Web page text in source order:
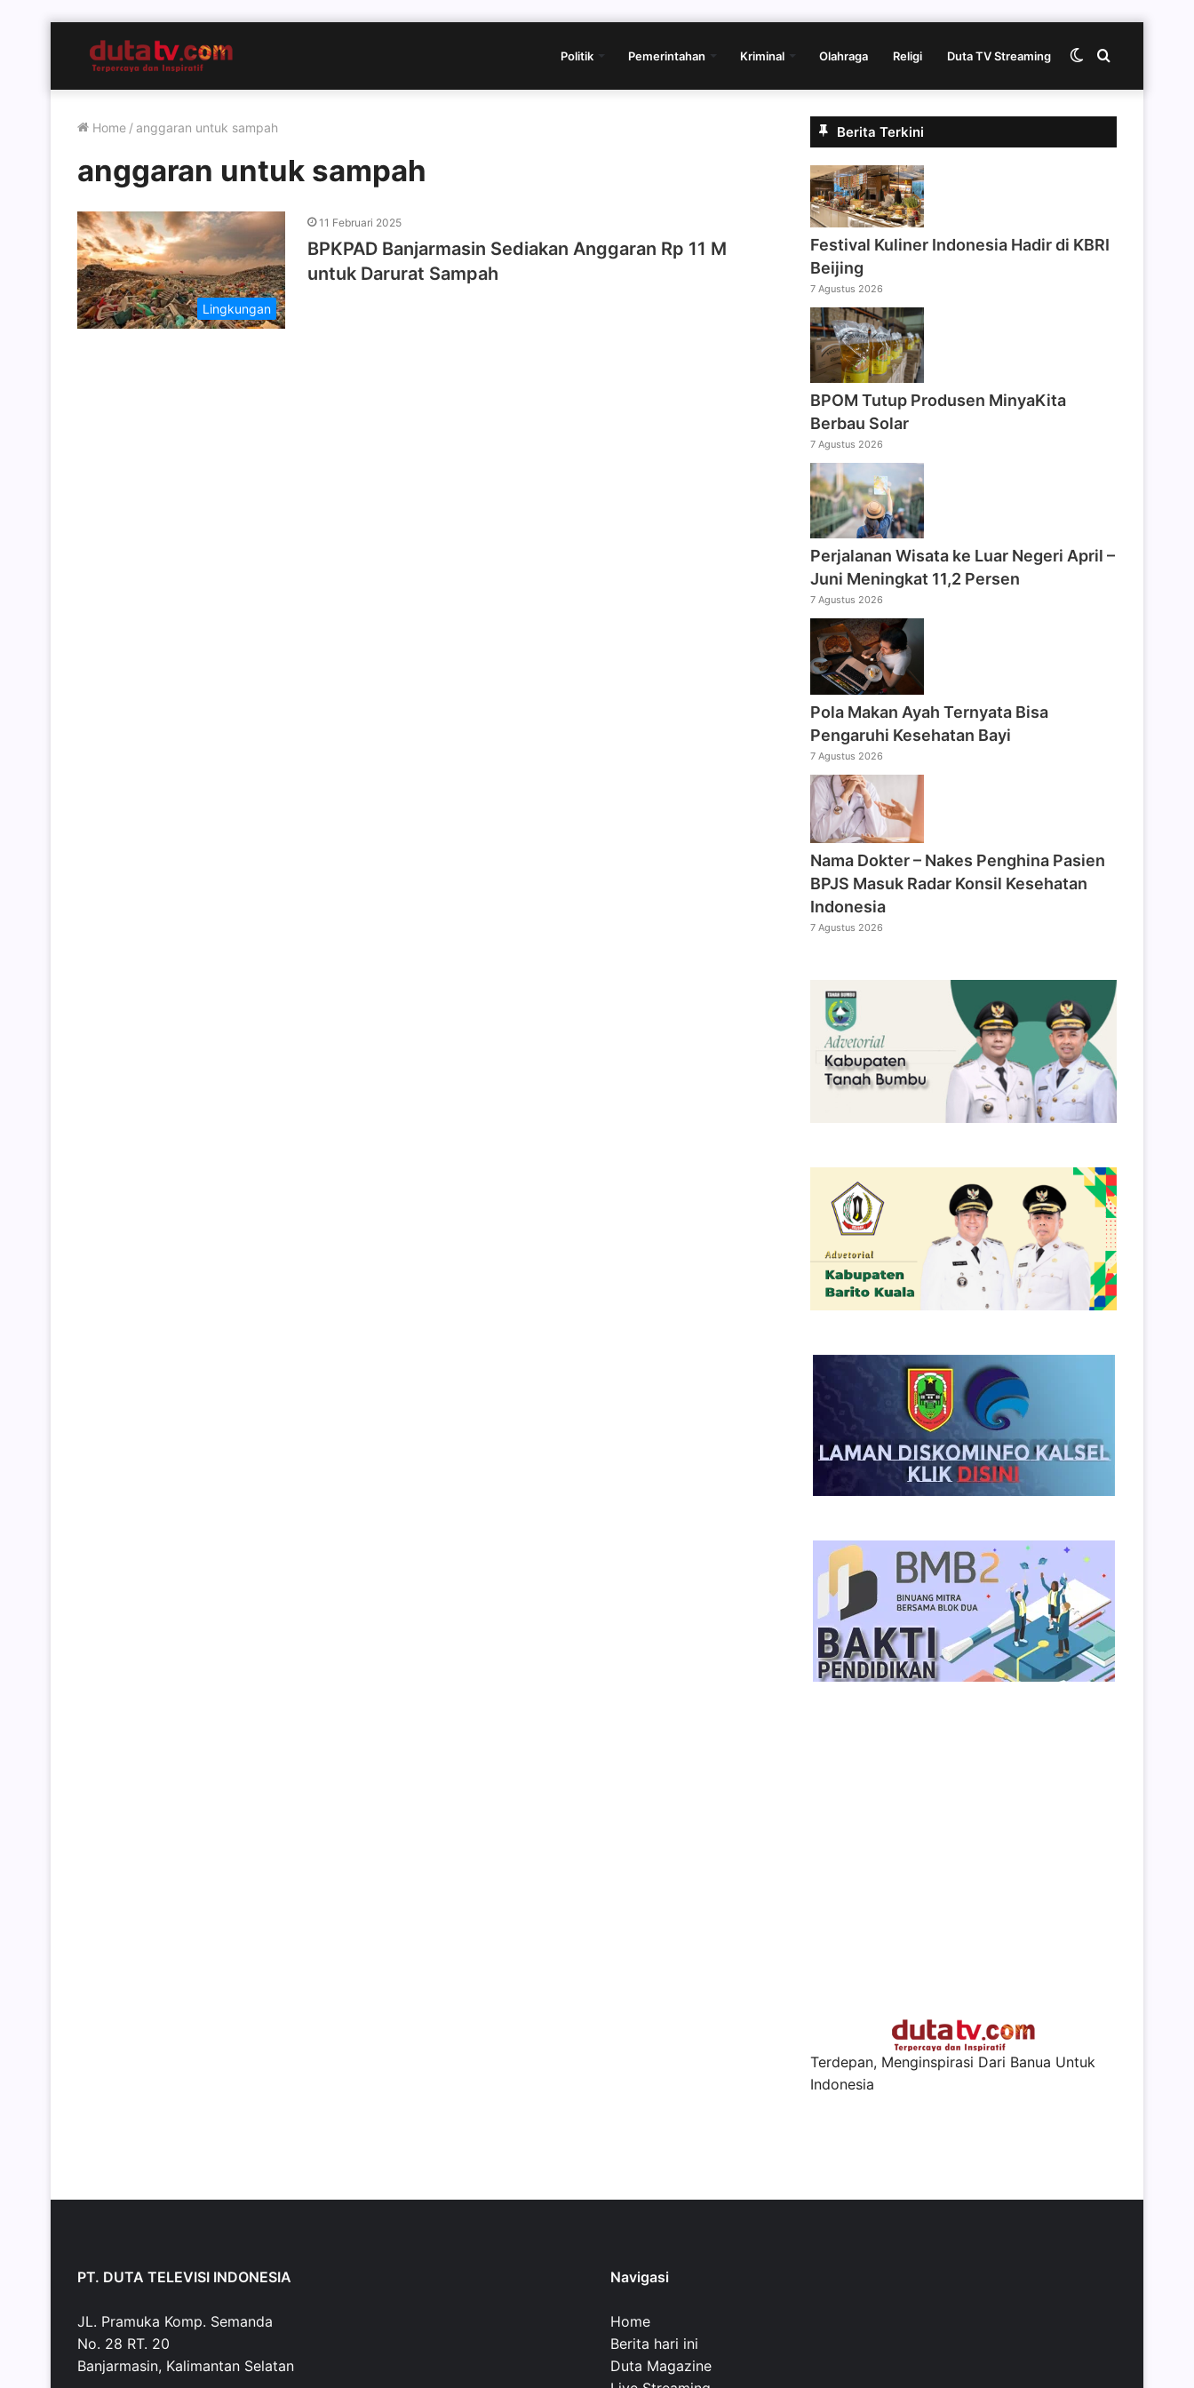
Politik Pemerintahan Kriminal Olahraga Religi Duta TV Streaming Cari
Switch
Home / anggaran untuk sampah
anggaran untuk sampah
Lingkungan
11 Februari 2025
BPKPAD Banjarmasin Sediakan Anggaran Rp 11 M
untuk Darurat Sampah
Berita Terkini
Festival Kuliner Indonesia Hadir di KBRI
Beijing
7 Agustus 2026
BPOM Tutup Produsen MinyaKita
Berbau Solar
7 Agustus 2026
Perjalanan Wisata ke Luar Negeri April –
Juni Meningkat 11,2 Persen
7 Agustus 2026
Pola Makan Ayah Ternyata Bisa
Pengaruhi Kesehatan Bayi
7 Agustus 2026
Nama Dokter – Nakes Penghina Pasien
BPJS Masuk Radar Konsil Kesehatan
Indonesia
7 Agustus 2026
Terdepan, Menginspirasi Dari Banua Untuk
Indonesia
PT. DUTA TELEVISI INDONESIA
JL. Pramuka Komp. Semanda
No. 28 RT. 20
Banjarmasin, Kalimantan Selatan
Navigasi
Home
Berita hari ini
Duta Magazine